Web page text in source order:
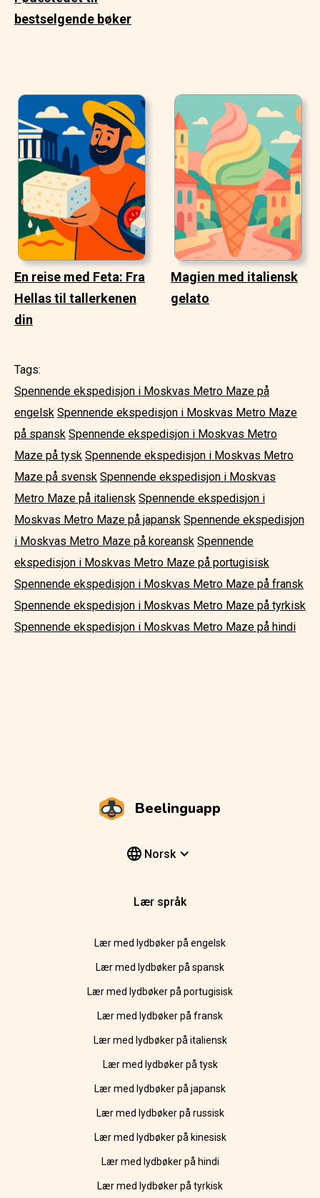
bestselgende bøker
En reise med Feta: Fra
Hellas til tallerkenen
din
Magien med italiensk
gelato
Tags:
Spennende ekspedisjon i Moskvas Metro Maze på
engelsk Spennende ekspedisjon i Moskvas Metro Maze
på spansk Spennende ekspedisjon i Moskvas Metro
Maze på tysk Spennende ekspedisjon i Moskvas Metro
Maze på svensk Spennende ekspedisjon i Moskvas
Metro Maze på italiensk Spennende ekspedisjon i
Moskvas Metro Maze på japansk Spennende ekspedisjon
i Moskvas Metro Maze på koreansk Spennende
ekspedisjon i Moskvas Metro Maze på portugisisk
Spennende ekspedisjon i Moskvas Metro Maze på fransk
Spennende ekspedisjon i Moskvas Metro Maze på tyrkisk
Spennende ekspedisjon i Moskvas Metro Maze på hindi
Beelinguapp
Norsk
Lær språk
Lær med lydbøker på engelsk
Lær med lydbøker på spansk
Lær med lydbøker på portugisisk
Lær med lydbøker på fransk
Lær med lydbøker på italiensk
Lær med lydbøker på tysk
Lær med lydbøker på japansk
Lær med lydbøker på russisk
Lær med lydbøker på kinesisk
Lær med lydbøker på hindi
Lær med lydbøker på tyrkisk